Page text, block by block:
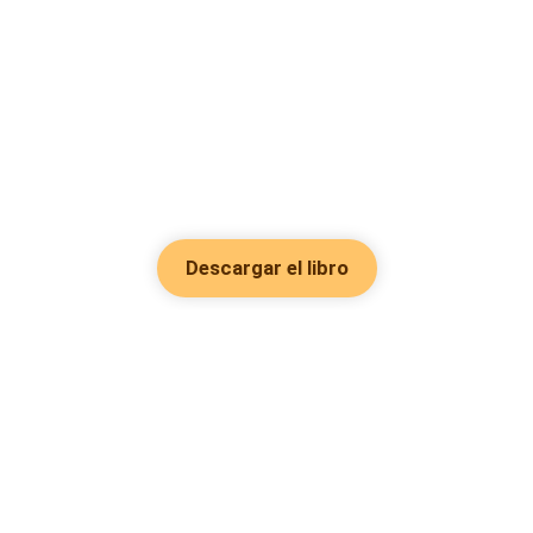
Descargar el libro